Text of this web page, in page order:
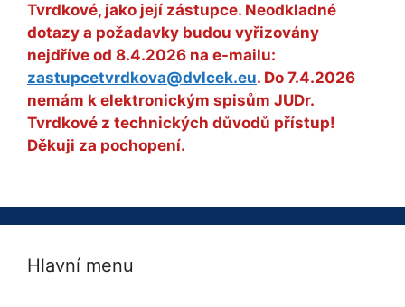
Tvrdkové, jako její zástupce. Neodkladné
dotazy a požadavky budou vyřizovány
nejdříve od 8.4.2026 na e-mailu:
zastupcetvrdkova@dvlcek.eu. Do 7.4.2026
nemám k elektronickým spisům JUDr.
Tvrdkové z technických důvodů přístup!
Děkuji za pochopení.
Hlavní menu